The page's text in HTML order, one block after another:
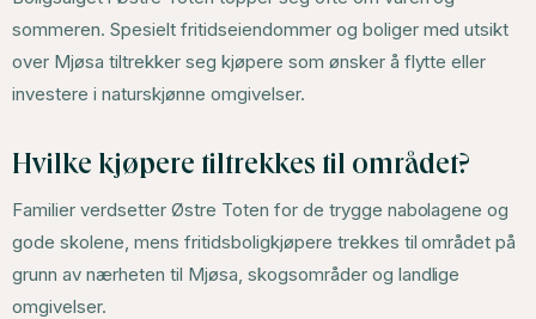
sommeren. Spesielt fritidseiendommer og boliger med utsikt
over Mjøsa tiltrekker seg kjøpere som ønsker å flytte eller
investere i naturskjønne omgivelser.
Hvilke kjøpere tiltrekkes til området?
Familier verdsetter Østre Toten for de trygge nabolagene og
gode skolene, mens fritidsboligkjøpere trekkes til området på
grunn av nærheten til Mjøsa, skogsområder og landlige
omgivelser.